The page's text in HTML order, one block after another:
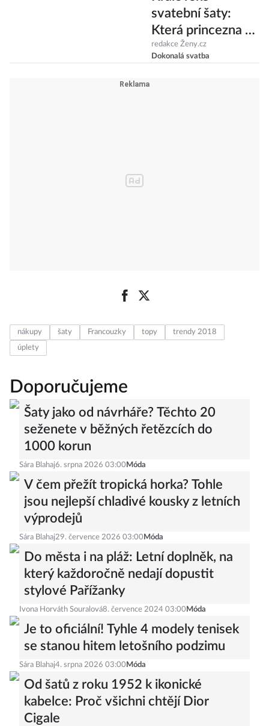
svatební šaty:
Která princezna si
troufla porušit
tradice?
redakce Ženy.cz
Dokonalá svatba
nákupy šaty Francouzky topy
trendy 2018
úplety
Doporučujeme
Šaty jako od návrháře? Těchto 20
seženete v běžných řetězcích do
1000 korun
Sára Blahaj6. srpna 2026 03:00 Móda
V čem přežít tropická horka? Tohle
jsou nejlepší chladivé kousky z letních
výprodejů
Sára Blahaj29. července 2026 03:00 Móda
Do města i na pláž: Letní doplněk, na
který každoročně nedají dopustit
stylové Pařížanky
Ivona Horváth Souralová8. července 2024 03:00 Móda
Je to oficiální! Tyhle 4 modely tenisek
se stanou hitem letošního podzimu
Sára Blahaj4. srpna 2026 03:00 Móda
Od šatů z roku 1952 k ikonické
kabelce: Proč všichni chtějí Dior
Cigale